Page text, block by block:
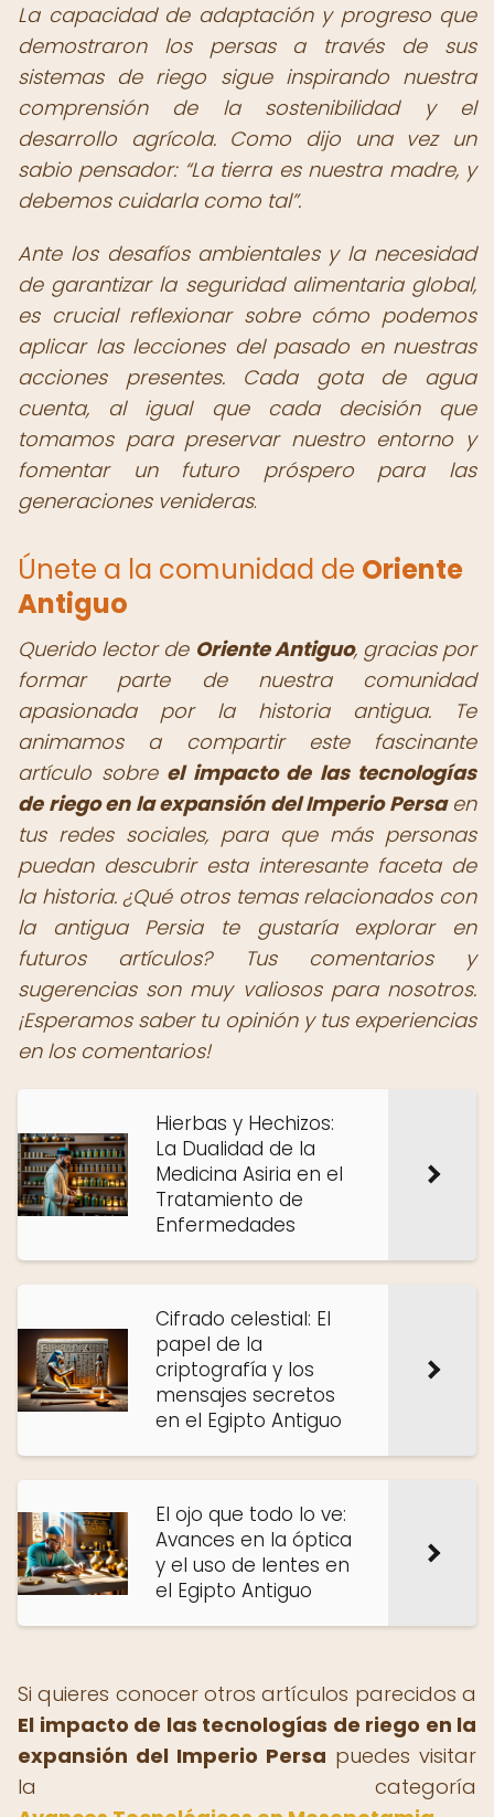
La capacidad de adaptación y progreso que
demostraron los persas a través de sus
sistemas de riego sigue inspirando nuestra
comprensión de la sostenibilidad y el
desarrollo agrícola. Como dijo una vez un
sabio pensador: La tierra es nuestra madre, y
debemos cuidarla como tal .
Ante los desafíos ambientales y la necesidad
de garantizar la seguridad alimentaria global,
es crucial reflexionar sobre cómo podemos
aplicar las lecciones del pasado en nuestras
acciones presentes. Cada gota de agua
cuenta, al igual que cada decisión que
tomamos para preservar nuestro entorno y
fomentar un futuro próspero para las
generaciones venideras.
Únete a la comunidad de Oriente
Antiguo
Querido lector de Oriente Antiguo,gracias por
formar parte de nuestra comunidad
apasionada por la historia antigua. Te
animamos a compartir este fascinante
artículo sobre el impacto de las tecnologías
de riego en la expansión del Imperio Persaen
tus redes sociales, para que más personas
puedan descubrir esta interesante faceta de
la historia. ¿Qué otros temas relacionados con
la antigua Persia te gustaría explorar en
futuros artículos? Tus comentarios y
sugerencias son muy valiosos para nosotros.
¡Esperamos saber tu opinión y tus experiencias
en los comentarios!
Hierbas y Hechizos:
La Dualidad de la
Medicina Asiria en el
Tratamiento de
Enfermedades
Cifrado celestial: El
papel de la
criptografía y los
mensajes secretos
en el Egipto Antiguo
El ojo que todo lo ve:
Avances en la óptica
y el uso de lentes en
el Egipto Antiguo
Si quieres conocer otros artículos parecidos a
El impacto de las tecnologías de riego en la
expansión del Imperio Persa puedes visitar
la categoría